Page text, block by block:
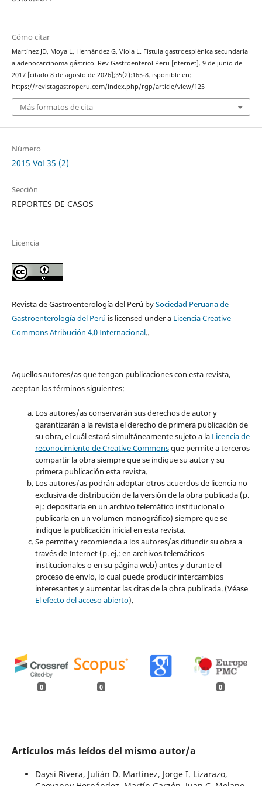
Cómo citar
Martínez JD, Moya L, Hernández G, Viola L. Fístula gastroesplénica secundaria
a adenocarcinoma gástrico. Rev Gastroenterol Peru [nternet]. 9 de junio de
2017 [citado 8 de agosto de 2026];35(2):165-8. isponible en:
https://revistagastroperu.com/index.php/rgp/article/view/125
Más formatos de cita
Número
2015 Vol 35 (2)
Sección
REPORTES DE CASOS
Licencia
Revista de Gastroenterología del Perú bySociedad Peruana de
Gastroenterología del Perú is licensed under a Licencia Creative
Commons Atribución 4.0 Internacional..
Aquellos autores/as que tengan publicaciones con esta revista,
aceptan los términos siguientes:
Los autores/as conservarán sus derechos de autor y
garantizarán a la revista el derecho de primera publicación de
su obra, el cuál estará simultáneamente sujeto a la Licencia de
reconocimiento de Creative Commonsque permite a terceros
compartir la obra siempre que se indique su autor y su
primera publicación esta revista.
Los autores/as podrán adoptar otros acuerdos de licencia no
exclusiva de distribución de la versión de la obra publicada (p.
ej.: depositarla en un archivo telemático institucional o
publicarla en un volumen monográfico) siempre que se
indique la publicación inicial en esta revista.
Se permite y recomienda a los autores/as difundir su obra a
través de Internet (p. ej.: en archivos telemáticos
institucionales o en su página web) antes y durante el
proceso de envío, lo cual puede producir intercambios
interesantes y aumentar las citas de la obra publicada. (Véase
El efecto del acceso abierto).
0 0 0
Artículos más leídos del mismo autor/a
Daysi Rivera, Julián D. Martínez, Jorge I. Lizarazo,